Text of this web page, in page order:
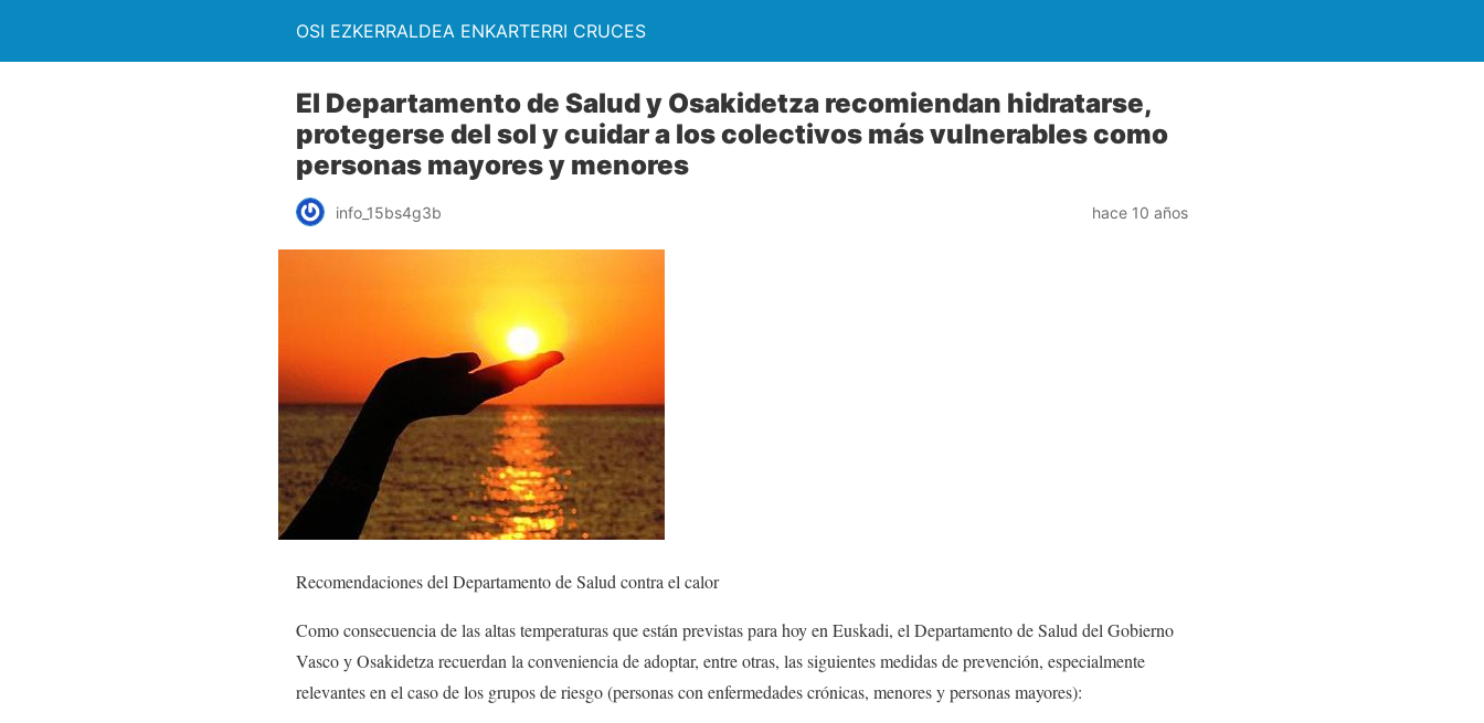
OSI EZKERRALDEA ENKARTERRI CRUCES
El Departamento de Salud y Osakidetza recomiendan hidratarse,
protegerse del sol y cuidar a los colectivos más vulnerables como
personas mayores y menores
info_15bs4g3b hace 10 años
Recomendaciones del Departamento de Salud contra el calor
Como consecuencia de las altas temperaturas que están previstas para hoy en Euskadi, el Departamento de Salud del Gobierno
Vasco y Osakidetza recuerdan la conveniencia de adoptar, entre otras, las siguientes medidas de prevención, especialmente
relevantes en el caso de los grupos de riesgo (personas con enfermedades crónicas, menores y personas mayores):